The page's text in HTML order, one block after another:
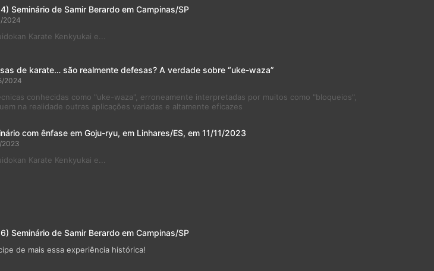
Seminário de Samir Berardo em Campinas/SP
2024
Karate Kenkyukai e...
de karate… são realmente defesas? A verdade sobre “uke-waza”
2024
conhecidas como "uke-waza", erroneamente interpretadas por muitos como "bloqueios",
na realidade outras aplicações variadas e altamente eficazes
com ênfase em Goju-ryu, em Linhares/ES, em 11/11/2023
2023
Karate Kenkyukai e...
Seminário de Samir Berardo em Campinas/SP
de mais essa experiência histórica!